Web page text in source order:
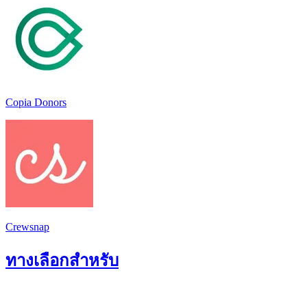
Copia Donors
Crewsnap
ทางเลือกสำหรับ